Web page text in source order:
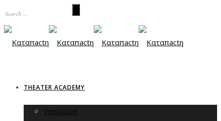
THEATER ACADEMY
Υποκριτική